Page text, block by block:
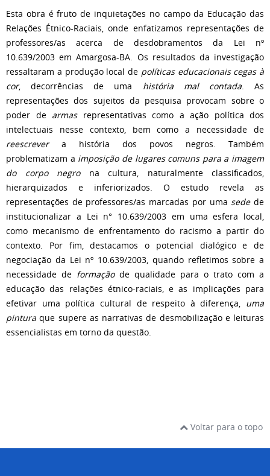
Esta obra é fruto de inquietações no campo da Educação das
Relações Étnico-Raciais, onde enfatizamos representações de
professores/as acerca de desdobramentos da Lei nº
10.639/2003 em Amargosa-BA. Os resultados da investigação
ressaltaram a produção local de políticas educacionais cegas à
cor, decorrências de uma história mal contada. As
representações dos sujeitos da pesquisa provocam sobre o
poder de armas representativas como a ação política dos
intelectuais nesse contexto, bem como a necessidade de
reescrever a história dos povos negros. Também
problematizam a imposição de lugares comuns para a imagem
do corpo negrona cultura, naturalmente classificados,
hierarquizados e inferiorizados. O estudo revela as
representações de professores/as marcadas por uma sedede
institucionalizar a Lei n° 10.639/2003 em uma esfera local,
como mecanismo de enfrentamento do racismo a partir do
contexto. Por fim, destacamos o potencial dialógico e de
negociação da Lei nº 10.639/2003, quando refletimos sobre a
necessidade de formação de qualidade para o trato com a
educação das relações étnico-raciais, e as implicações para
efetivar uma política cultural de respeito à diferença, uma
pinturaque supere as narrativas de desmobilização e leituras
essencialistas em torno da questão.
Voltar para o topo